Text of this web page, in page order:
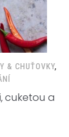
& CHUŤOVKY,
cuketou a